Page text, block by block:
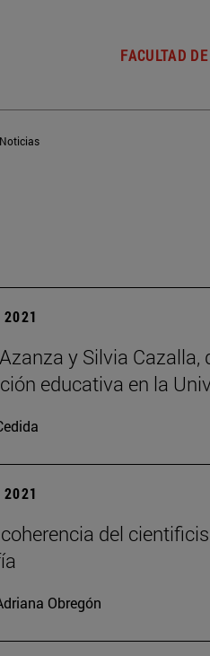
FACULTAD
Noticias
y Silvia
educativa en la
del
Obregón